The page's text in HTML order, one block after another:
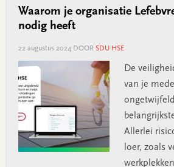
Waarom je organisatie
nodig heeft
22 augustus 2024DOOR SDU HSE
De
van je
Allerlei
loer, zoals